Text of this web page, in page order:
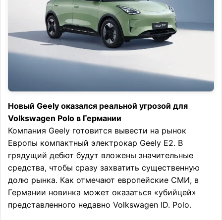
Новый Geely оказался реальной угрозой для
Volkswagen Polo в Германии
Компания Geely готовится вывести на рынок
Европы компактный электрокар Geely E2. В
грядущий дебют будут вложены значительные
средства, чтобы сразу захватить существенную
долю рынка. Как отмечают европейские СМИ, в
Германии новинка может оказаться «убийцей»
представленного недавно Volkswagen ID. Polo.